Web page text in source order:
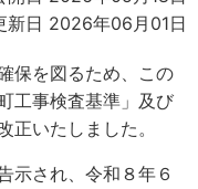
新日 2026年06月01日
保を図るため、この
工事検査基準」及び
正いたしました。
示され、令和８年６